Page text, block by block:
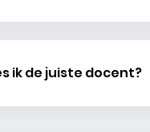
ik de juiste docent?